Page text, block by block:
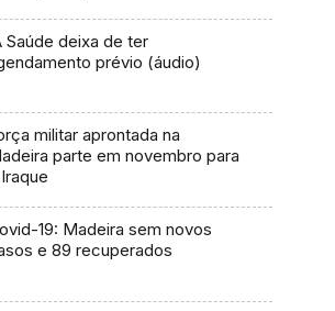
Saúde deixa de ter
prévio (áudio)
militar aprontada na
parte em novembro para
19: Madeira sem novos
e 89 recuperados